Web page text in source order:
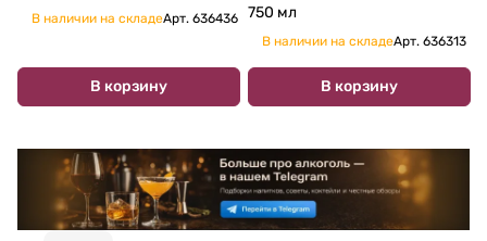
В наличии на складеАрт. 636436
В корзину
750 мл
В наличии на складеАрт. 636313
В корзину